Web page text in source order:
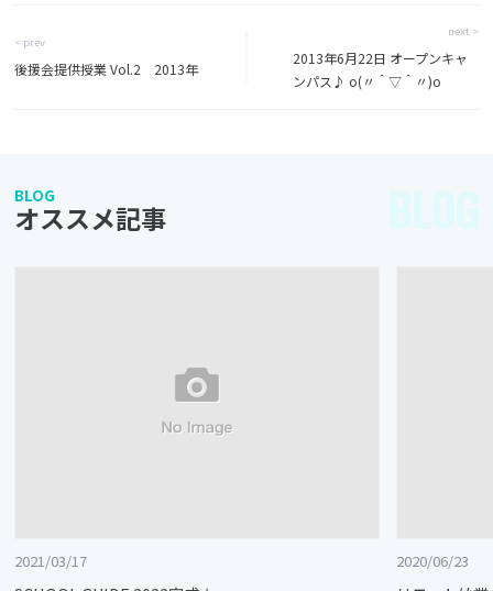
< prev
後援会提供授業 Vol.2 2013年
next >
2013年6月22日 オープンキャ
ンパス♪ o(〃＾▽＾〃)o
BLOG
オススメ記事
2021/03/17 2020/06/23